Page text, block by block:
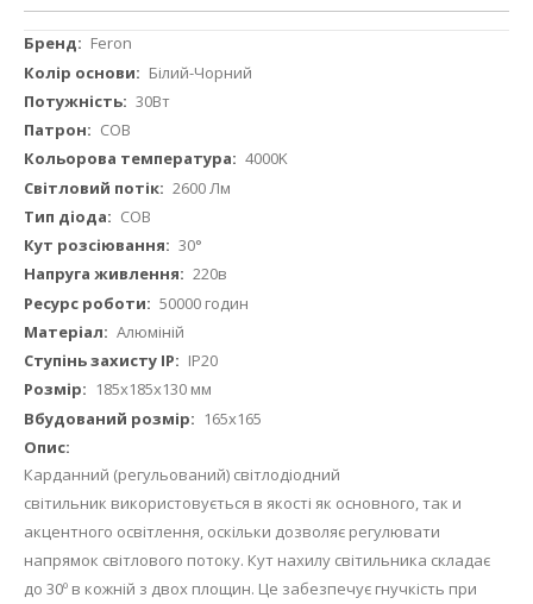
ДокладнішеFeron
Білий-Чорний
30Вт
COB
4000K
2600 Лм
COB
30°
220в
50000 годин
Алюміній
IP20
185х185х130 мм
165х165
Карданний (регульований) світлодіодний
світильник використовується в якості як основного, так и
акцентного освітлення, оскільки дозволяє регулювати
напрямок світлового потоку. Кут нахилу світильника складає
до 30º в кожній з двох площин. Це забезпечує гнучкість при